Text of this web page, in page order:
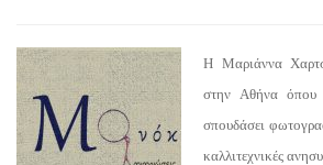
Η Μαριάννα
στην Αθήνα όπου
σπουδάσει
καλλιτεχνικές